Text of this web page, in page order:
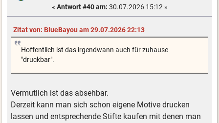
« Antwort #40 am: 30.07.2026 15:12 »
Zitat von: BlueBayou am 29.07.2026 22:13
Hoffentlich ist das irgendwann auch für zuhause
"druckbar".
Vermutlich ist das absehbar.
Derzeit kann man sich schon eigene Motive drucken
lassen und entsprechende Stifte kaufen mit denen man